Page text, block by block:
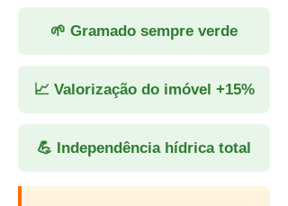
🌱 Gramado sempre verde
📈 Valorização do imóvel +15%
💪 Independência hídrica total